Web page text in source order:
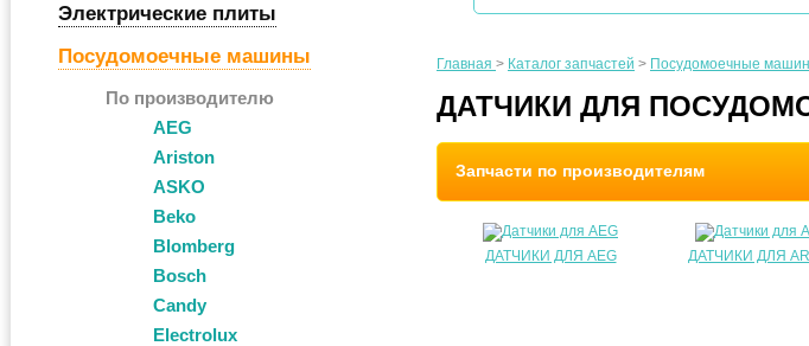
Электрические плиты
Посудомоечные машины
По производителю
AEG
Ariston
ASKO
Beko
Blomberg
Bosch
Candy
Electrolux
Главная > Каталог запчастей > Посудомоечные
ДАТЧИКИ ДЛЯ
Запчасти по производителям
ДАТЧИКИ ДЛЯ AEG ДАТЧИКИ ДЛЯ